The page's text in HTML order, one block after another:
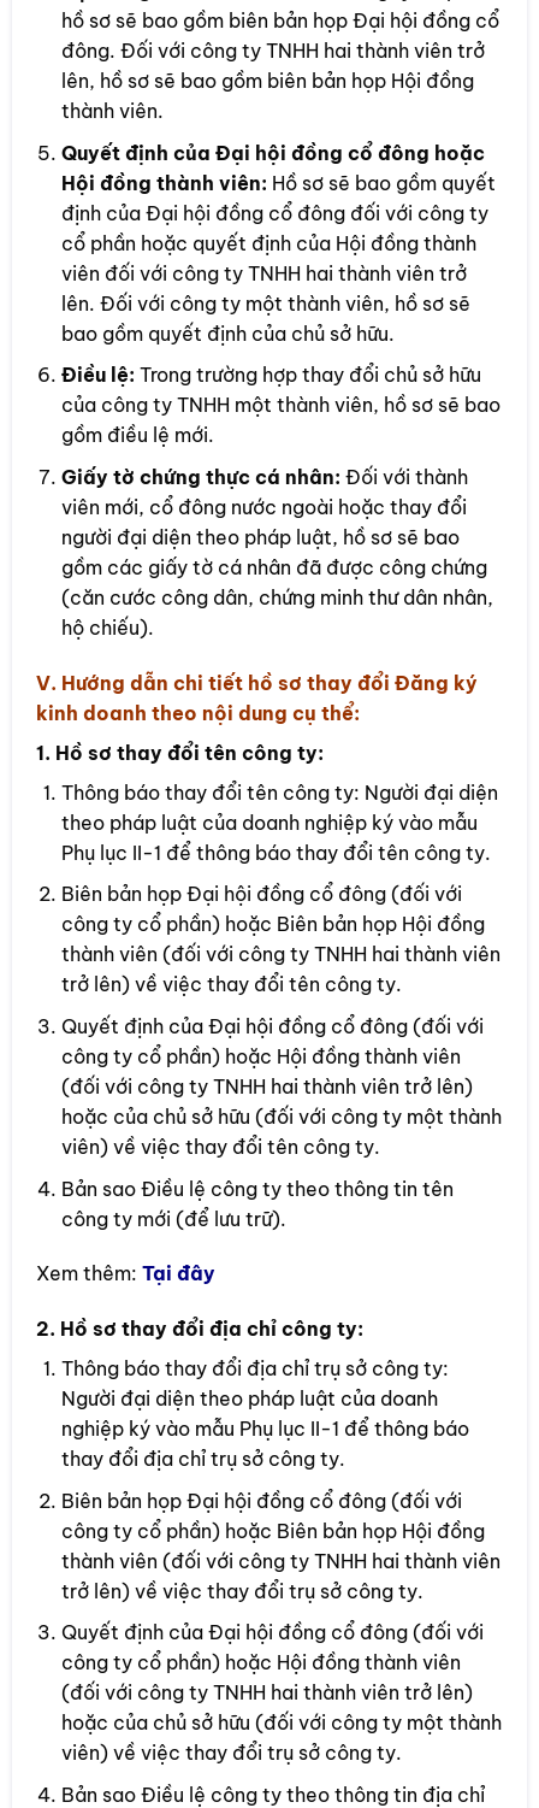
hồ sơ sẽ bao gồm biên bản họp Đại hội đồng cổ
đông. Đối với công ty TNHH hai thành viên trở
lên, hồ sơ sẽ bao gồm biên bản họp Hội đồng
thành viên.
Quyết định của Đại hội đồng cổ đông hoặc
Hội đồng thành viên: Hồ sơ sẽ bao gồm quyết
định của Đại hội đồng cổ đông đối với công ty
cổ phần hoặc quyết định của Hội đồng thành
viên đối với công ty TNHH hai thành viên trở
lên. Đối với công ty một thành viên, hồ sơ sẽ
bao gồm quyết định của chủ sở hữu.
Điều lệ: Trong trường hợp thay đổi chủ sở hữu
của công ty TNHH một thành viên, hồ sơ sẽ bao
gồm điều lệ mới.
Giấy tờ chứng thực cá nhân: Đối với thành
viên mới, cổ đông nước ngoài hoặc thay đổi
người đại diện theo pháp luật, hồ sơ sẽ bao
gồm các giấy tờ cá nhân đã được công chứng
(căn cước công dân, chứng minh thư dân nhân,
hộ chiếu).
V. Hướng dẫn chi tiết hồ sơ thay đổi Đăng ký
kinh doanh theo nội dung cụ thể:
1. Hồ sơ thay đổi tên công ty:
Thông báo thay đổi tên công ty: Người đại diện
theo pháp luật của doanh nghiệp ký vào mẫu
Phụ lục II-1 để thông báo thay đổi tên công ty.
Biên bản họp Đại hội đồng cổ đông (đối với
công ty cổ phần) hoặc Biên bản họp Hội đồng
thành viên (đối với công ty TNHH hai thành viên
trở lên) về việc thay đổi tên công ty.
Quyết định của Đại hội đồng cổ đông (đối với
công ty cổ phần) hoặc Hội đồng thành viên
(đối với công ty TNHH hai thành viên trở lên)
hoặc của chủ sở hữu (đối với công ty một thành
viên) về việc thay đổi tên công ty.
Bản sao Điều lệ công ty theo thông tin tên
công ty mới (để lưu trữ).
Xem thêm: Tại đây
2. Hồ sơ thay đổi địa chỉ công ty:
Thông báo thay đổi địa chỉ trụ sở công ty:
Người đại diện theo pháp luật của doanh
nghiệp ký vào mẫu Phụ lục II-1 để thông báo
thay đổi địa chỉ trụ sở công ty.
Biên bản họp Đại hội đồng cổ đông (đối với
công ty cổ phần) hoặc Biên bản họp Hội đồng
thành viên (đối với công ty TNHH hai thành viên
trở lên) về việc thay đổi trụ sở công ty.
Quyết định của Đại hội đồng cổ đông (đối với
công ty cổ phần) hoặc Hội đồng thành viên
(đối với công ty TNHH hai thành viên trở lên)
hoặc của chủ sở hữu (đối với công ty một thành
viên) về việc thay đổi trụ sở công ty.
Bản sao Điều lệ công ty theo thông tin địa chỉ